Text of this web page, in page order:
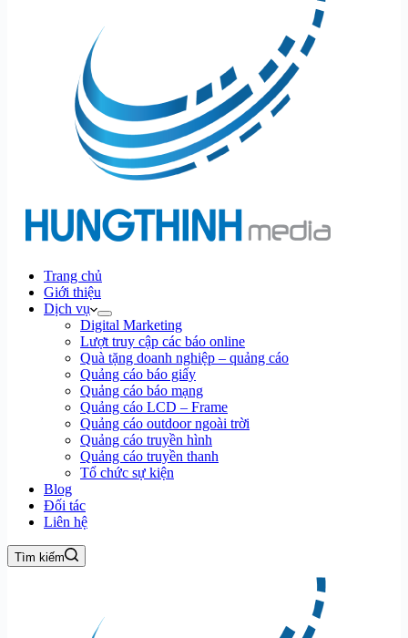
Trang chủ
Giới thiệu
Dịch vụ
Digital Marketing
Lượt truy cập các báo online
Quà tặng doanh nghiệp – quảng cáo
Quảng cáo báo giấy
Quảng cáo báo mạng
Quảng cáo LCD – Frame
Quảng cáo outdoor ngoài trời
Quảng cáo truyền hình
Quảng cáo truyền thanh
Tổ chức sự kiện
Blog
Đối tác
Liên hệ
Tìm kiếm